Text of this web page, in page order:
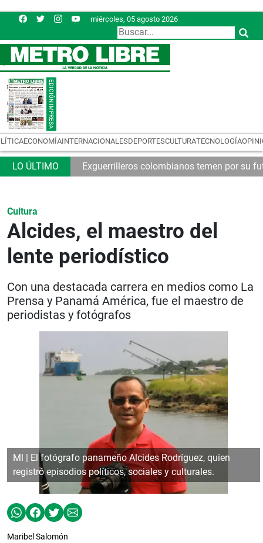
miércoles, 05 agosto 2026
ECONOMÍAINTERNACIONALESDEPORTESCULTURATECNOLOGÍA
Exguerrilleros colombianos temen por su
Cultura
Alcides, el maestro del
lente periodístico
Con una destacada carrera en medios como La
Prensa y Panamá América, fue el maestro de
periodistas y fotógrafos
Ml | El fotógrafo panameño Alcides Rodríguez, quien
registró episodios políticos, sociales y culturales.
Maribel Salomón